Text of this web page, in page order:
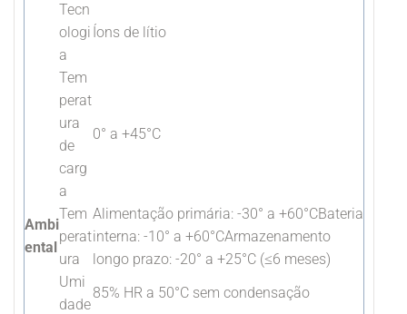
Tecn
ologi
a
Íons de lítio
Tem
perat
ura
de
carg
a
0° a +45°C
Ambi
ental
Tem
perat
ura
Alimentação primária: -30° a +60°CBateria
interna: -10° a +60°CArmazenamento
longo prazo: -20° a +25°C (≤6 meses)
Umi
dade
85% HR a 50°C sem condensação